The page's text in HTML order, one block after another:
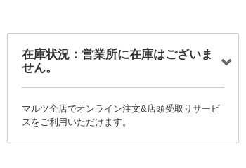
在庫状況：営業所に在庫はございま
せん。
マルツ全店でオンライン注文&店頭受取りサービ
スをご利用いただけます。